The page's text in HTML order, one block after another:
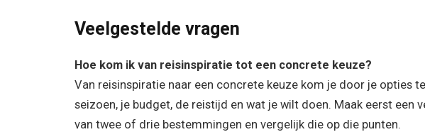
Veelgestelde vragen
Hoe kom ik van reisinspiratie tot een concrete keuze?
Van reisinspiratie naar een concrete keuze kom je door je opties
seizoen, je budget, de reistijd en wat je wilt doen. Maak eerst een
van twee of drie bestemmingen en vergelijk die op die punten.